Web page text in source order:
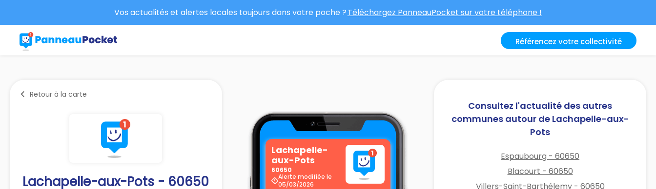
Vos actualités et alertes locales toujours dans votre poche ?Téléchargez PanneauPocket sur votre téléphone !
Référencez votre collectivité
Retour à la carte
Lachapelle-aux-Pots - 60650
Lachapelle-
aux-Pots
60650
Alerte modifiée le
05/03/2026
Consultez l'actualité des autres
communes autour de Lachapelle-aux-
Pots
Espaubourg - 60650
Blacourt - 60650
Villers-Saint-Barthélemy - 60650